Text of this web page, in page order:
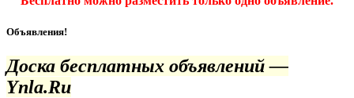
Объявления!
Доска бесплатных объявлений —
Ynla.Ru